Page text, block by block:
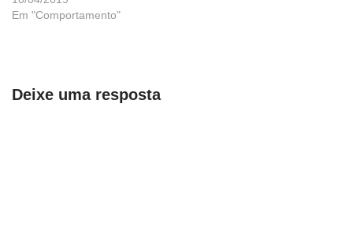
Em "Comportamento"
Deixe uma resposta